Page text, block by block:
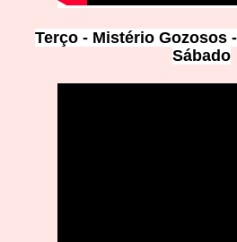
Terço - Mistério Gozosos
Sábado